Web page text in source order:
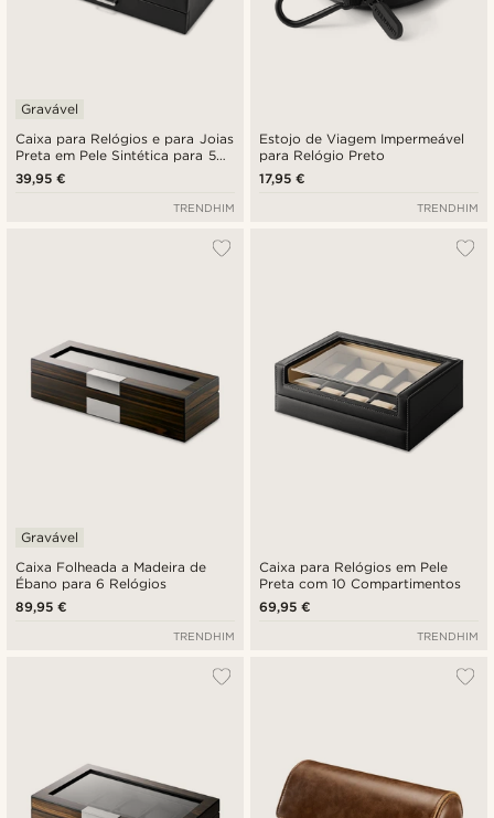
Caixa para Relógios e para Joias
Preta em Pele Sintética para 5
Relógios
Gravável
39,95 €
TRENDHIM
Estojo de Viagem Impermeável
para Relógio Preto
17,95 €
TRENDHIM
Caixa Folheada a Madeira de
Ébano para 6 Relógios
Gravável
89,95 €
TRENDHIM
Caixa para Relógios em Pele
Preta com 10 Compartimentos
69,95 €
TRENDHIM